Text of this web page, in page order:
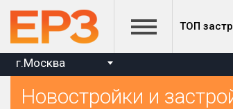
ТОП
г.Москва
Новостройки и